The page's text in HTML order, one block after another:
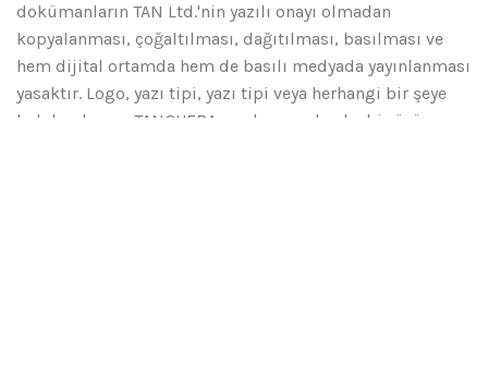
dokümanların TAN Ltd.'nin yazılı onayı olmadan
kopyalanması, çoğaltılması, dağıtılması, basılması ve
hem dijital ortamda hem de basılı medyada yayınlanması
yasaktır. Logo, yazı tipi, yazı tipi veya herhangi bir şeye
bakılmaksızın TANGUERA markasının başka bir ürün,